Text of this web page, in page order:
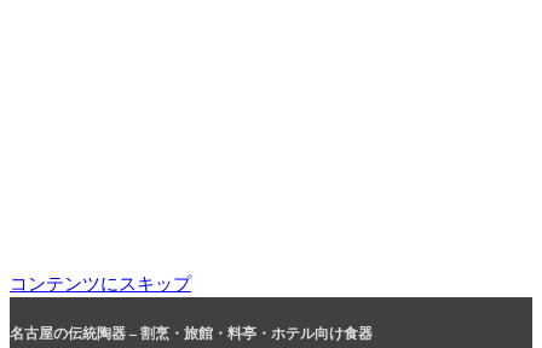
コンテンツにスキップ
名古屋の伝統陶器 – 割烹・旅館・料亭・ホテル向け食器